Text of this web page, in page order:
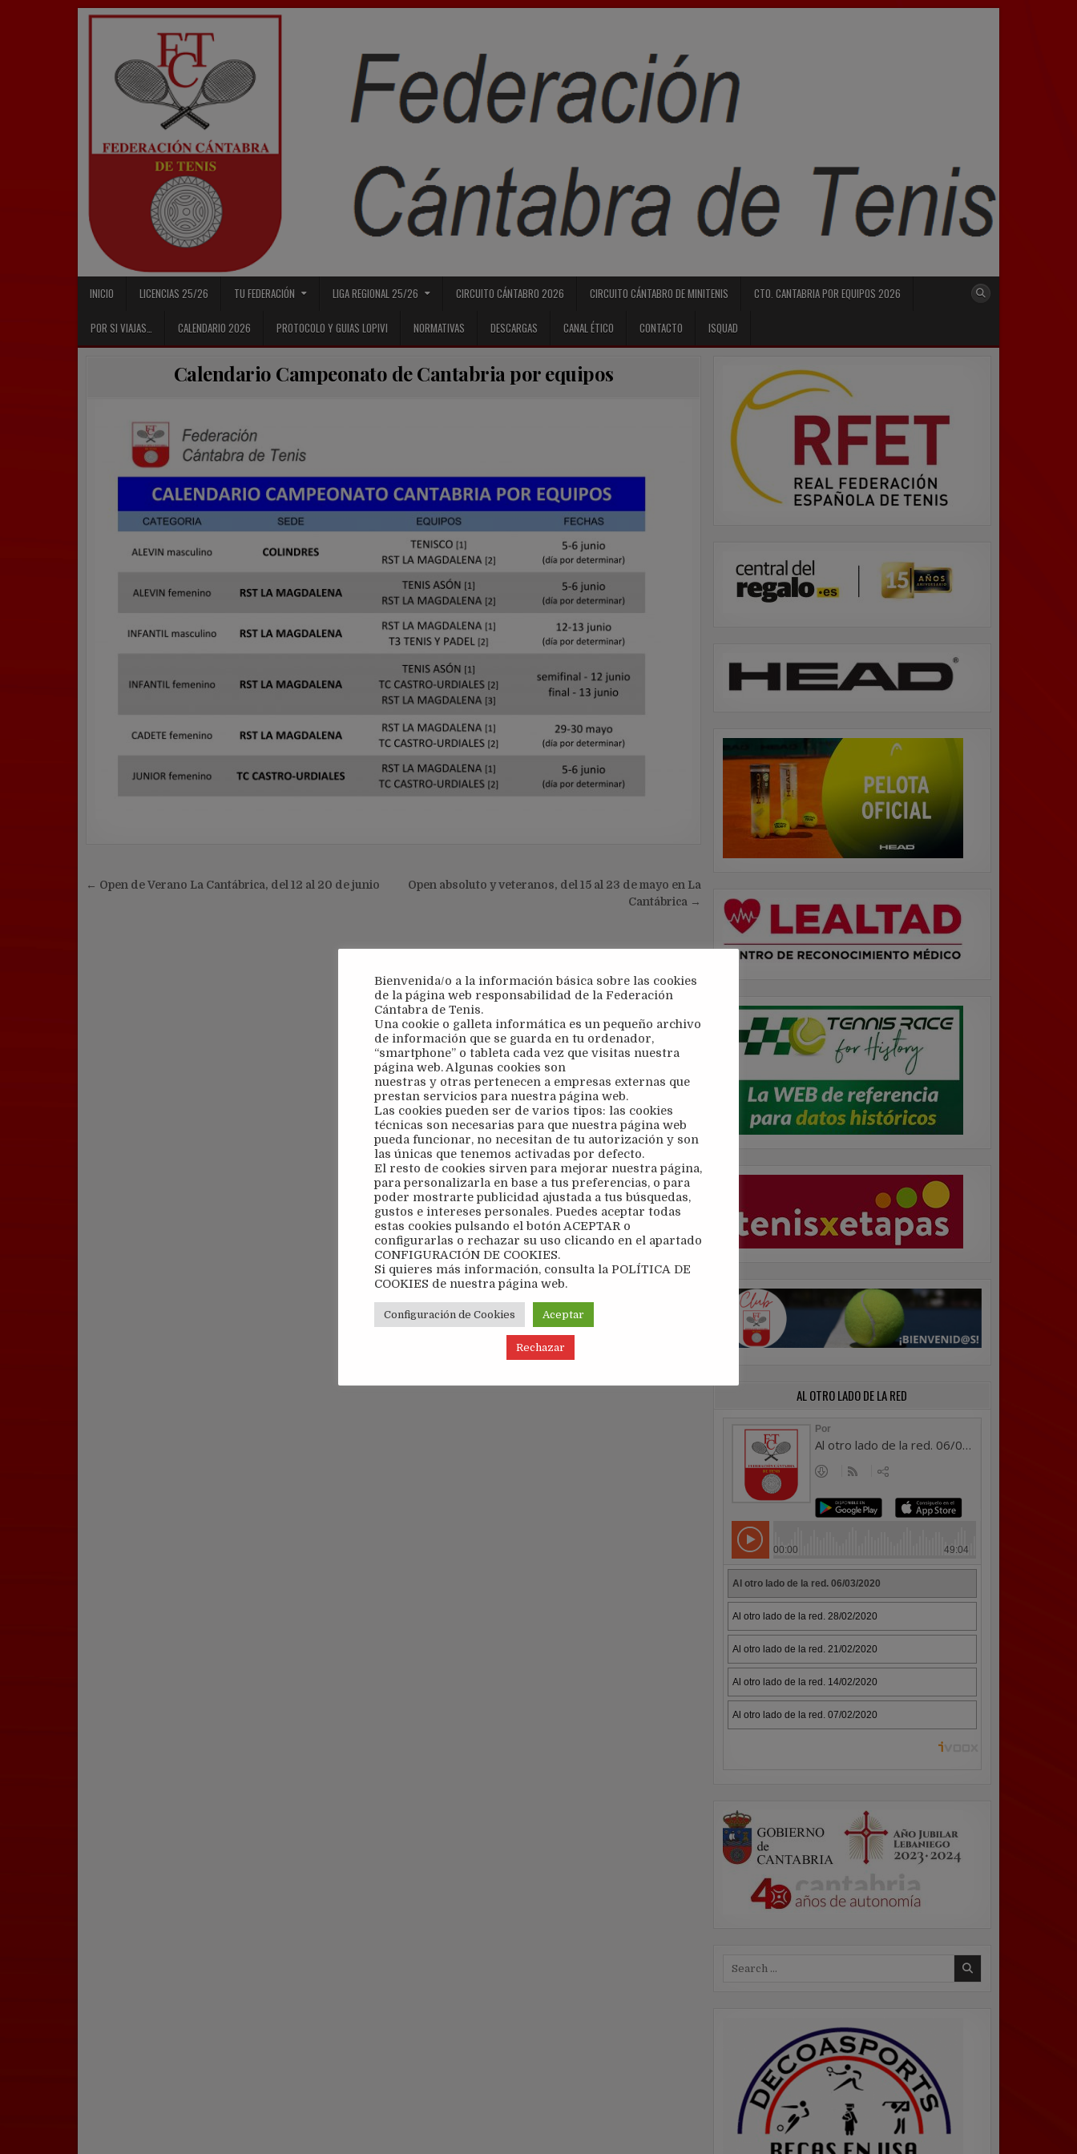
INICIO LICENCIAS 25/26 TU FEDERACIÓN LIGA REGIONAL 25/26 CIRCUITO CÁNTABRO 2026 CIRCUITO CÁNTABRO DE MINITENIS CTO. CANTABRIA POR EQUIPOS 2026
POR SI VIAJAS… CALENDARIO 2026 PROTOCOLO Y GUIAS LOPIVI NORMATIVAS DESCARGAS CANAL ÉTICO CONTACTO ISQUAD
Calendario Campeonato de Cantabria por equipos
Navegación
Open absoluto y veteranos, del 15 al 23 de mayo en La
Cantábrica →
← Open de Verano La Cantábrica, del 12 al 20 de junio
AL OTRO LADO DE LA RED
Bienvenida/o a la información básica sobre las cookies
de la página web responsabilidad de la Federación
Cántabra de Tenis.
Una cookie o galleta informática es un pequeño archivo
de información que se guarda en tu ordenador,
“smartphone” o tableta cada vez que visitas nuestra
página web. Algunas cookies son
nuestras y otras pertenecen a empresas externas que
prestan servicios para nuestra página web.
Las cookies pueden ser de varios tipos: las cookies
técnicas son necesarias para que nuestra página web
pueda funcionar, no necesitan de tu autorización y son
las únicas que tenemos activadas por defecto.
El resto de cookies sirven para mejorar nuestra página,
para personalizarla en base a tus preferencias, o para
poder mostrarte publicidad ajustada a tus búsquedas,
gustos e intereses personales. Puedes aceptar todas
estas cookies pulsando el botón ACEPTAR o
configurarlas o rechazar su uso clicando en el apartado
CONFIGURACIÓN DE COOKIES.
Si quieres más información, consulta la POLÍTICA DE
COOKIES de nuestra página web.
Configuración de Cookies Aceptar
Rechazar